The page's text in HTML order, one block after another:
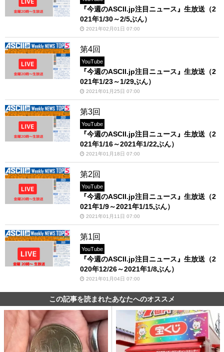
『今週のASCII.jp注目ニュース』生放送（2
021年1/30～2/5ぶん）
2021年02月01日 07:00
第4回
YouTube
『今週のASCII.jp注目ニュース』生放送（2
021年1/23～1/29ぶん）
2021年01月25日 07:00
第3回
YouTube
『今週のASCII.jp注目ニュース』生放送（2
021年1/16～2021年1/22ぶん）
2021年01月18日 07:00
第2回
YouTube
『今週のASCII.jp注目ニュース』生放送（2
021年1/9～2021年1/15ぶん）
2021年01月11日 07:00
第1回
YouTube
『今週のASCII.jp注目ニュース』生放送（2
020年12/26～2021年1/8ぶん）
2021年01月04日 07:00
この記事を読まれたあなたへのオススメ